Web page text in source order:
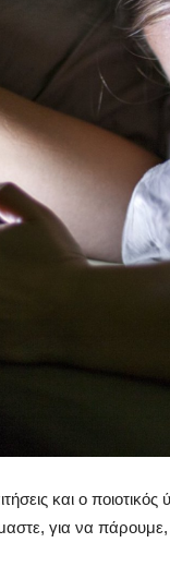
και ο ποιοτικός
για να